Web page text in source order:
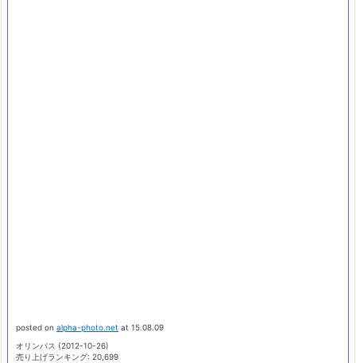
posted on alpha-photo.net at 15.08.09
オリンパス (2012-10-26)
売り上げランキング: 20,699